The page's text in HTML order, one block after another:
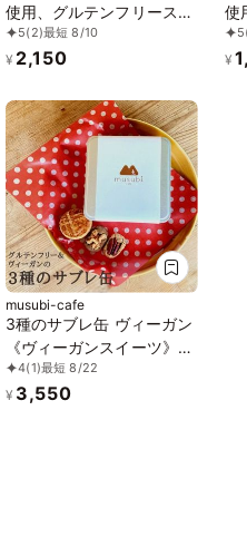
使用、グルテンフリースイ
ーツ】ボタニカルサブレ
カカオ、黒糖バニラサブレ
ンスイーツ》 《無添加》
《アレルギー配慮》
5(2)最短 8/10
¥ 2,150
使
ー
京
5
¥
musubi-cafe
3種のサブレ缶 ヴィーガン
《ヴィーガンスイーツ》
《グルテンフリー》《アレ
ルギー配慮》
4(1)最短 8/22
¥ 3,550